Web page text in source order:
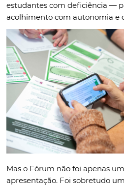
estudantes com deficiência —
acolhimento com autonomia e
Mas o Fórum não foi apenas
apresentação. Foi sobretudo